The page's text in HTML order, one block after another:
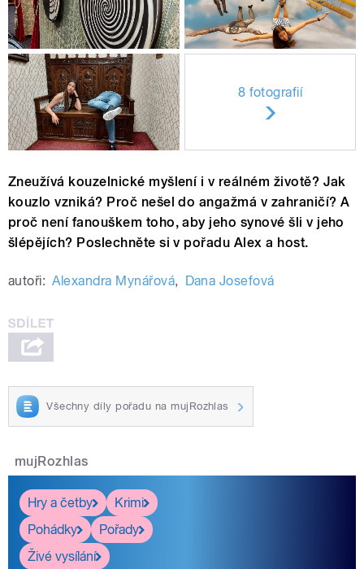
8 fotografií
Zneužívá kouzelnické myšlení i v reálném životě? Jak
kouzlo vzniká? Proč nešel do angažmá v zahraničí? A
proč není fanouškem toho, aby jeho synové šli v jeho
šlépějích? Poslechněte si v pořadu Alex a host.
autoři: Alexandra Mynářová, Dana Josefová
Všechny díly pořadu na mujRozhlas
mujRozhlas
Hry a četby
Krimi
Pohádky
Pořady
Živé vysílání